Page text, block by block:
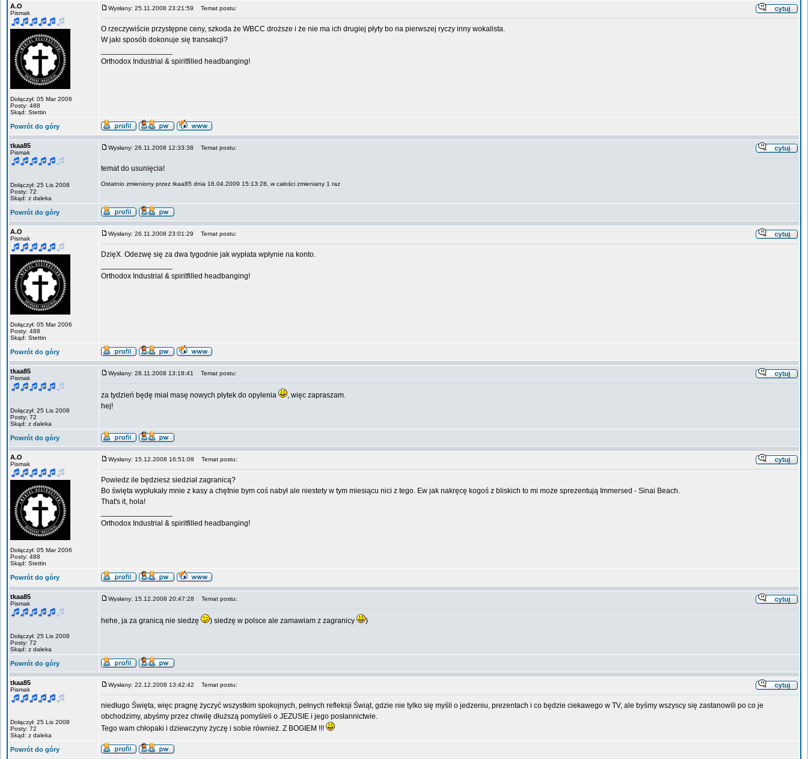
A.O
Pismak
Dołączył: 05 Mar 2006
Posty: 488
Skąd: Stettin
Wysłany: 25.11.2008 23:21:59 Temat postu:
O rzeczywiście przystępne ceny, szkoda że WBCC droższe i że nie ma ich drugiej płyty bo na pierwszej ryczy inny wokalista.
W jaki sposób dokonuje się transakcji?
Orthodox Industrial & spiritfilled headbanging!
Powrót do góry
tkaa85
Pismak
Dołączył: 25 Lis 2008
Posty: 72
Skąd: z daleka
Wysłany: 26.11.2008 12:33:38 Temat postu:
temat do usunięcia!
Ostatnio zmieniony przez tkaa85 dnia 16.04.2009 15:13:28, w całości zmieniany 1 raz
Powrót do góry
A.O
Pismak
Dołączył: 05 Mar 2006
Posty: 488
Skąd: Stettin
Wysłany: 26.11.2008 23:01:29 Temat postu:
DzięX. Odezwę się za dwa tygodnie jak wypłata wpłynie na konto.
Orthodox Industrial & spiritfilled headbanging!
Powrót do góry
tkaa85
Pismak
Dołączył: 25 Lis 2008
Posty: 72
Skąd: z daleka
Wysłany: 28.11.2008 13:18:41 Temat postu:
za tydzień będę miał masę nowych płytek do opylenia
, więc zapraszam.
hej!
Powrót do góry
A.O
Pismak
Dołączył: 05 Mar 2006
Posty: 488
Skąd: Stettin
Wysłany: 15.12.2008 16:51:09 Temat postu:
Powiedz ile będziesz siedział zagranicą?
Bo święta wypłukały mnie z kasy a chętnie bym coś nabył ale niestety w tym miesiącu nici z tego. Ew jak nakręcę kogoś z bliskich to mi może sprezentują Immersed - Sinai Beach.
That's it, hola!
Orthodox Industrial & spiritfilled headbanging!
Powrót do góry
tkaa85
Pismak
Dołączył: 25 Lis 2008
Posty: 72
Skąd: z daleka
Wysłany: 15.12.2008 20:47:28 Temat postu:
hehe, ja za granicą nie siedzę ) siedzę w polsce ale zamawiam z zagranicy )
Powrót do góry
tkaa85
Pismak
Dołączył: 25 Lis 2008
Posty: 72
Skąd: z daleka
Wysłany: 22.12.2008 13:42:42 Temat postu:
niedługo Święta, więc pragnę życzyć wszystkim spokojnych, pełnych refleksji Świąt, gdzie nie tylko się myśli o jedzeniu, prezentach i co będzie ciekawego w TV, ale byśmy wszyscy się zastanowili po co je
obchodzimy, abyśmy przez chwilę dłuższą pomyśleli o JEZUSIE i jego posłannictwie.
Tego wam chłopaki i dziewczyny życzę i sobie również. Z BOGIEM !!!
Powrót do góry